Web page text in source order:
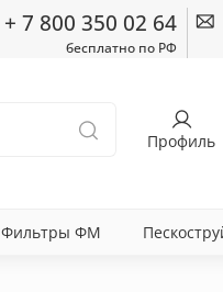
+ 7 800 350 02 64
бесплатно по РФ
Профиль
Фильтры ФМ